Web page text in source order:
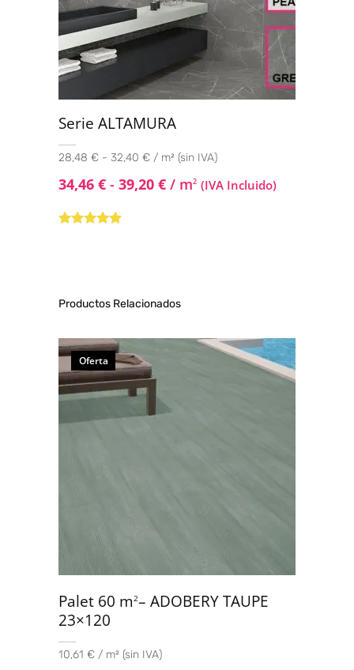
Serie ALTAMURA
28,48 € - 32,40 € / m² (sin IVA)
34,46 € - 39,20 € / m2 (IVA Incluido)
Productos Relacionados
Oferta
Palet 60 m2– ADOBERY TAUPE
23×120
10,61 € / m² (sin IVA)